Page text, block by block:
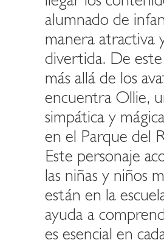
alumnado de
manera atractiva
divertida. De
más allá de los
encuentra Ollie,
simpática y
en el Parque del
Este personaje
las niñas y niños
están en la
ayuda a
es esencial en